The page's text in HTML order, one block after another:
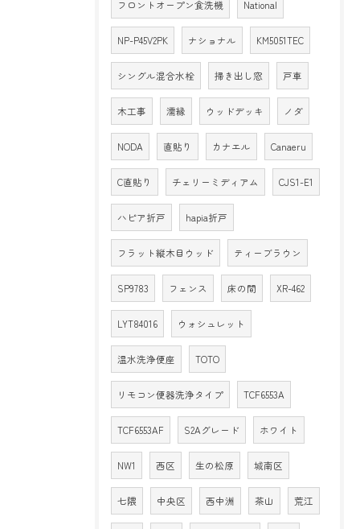
フロントオープン食洗機 National
NP-P45V2PK ナショナル KM5051TEC
シングル混合水栓 掃き出し窓 戸車
木工事 濡縁 ウッドデッキ ノダ
NODA 直貼り カナエル Canaeru
C直貼り チェリーミディアム CJS1-E1
ハピア折戸 hapia折戸
フラット縦木目ウッド ティーブラウン
SP9783 フェンス 床の間 XR-462
LYT84016 ウォシュレット
温水洗浄便座 TOTO
リモコン便器洗浄タイプ TCF6553A
TCF6553AF S2Aグレード ホワイト
NW1 西区 生の松原 城南区
七隈 中央区 西中洲 茶山 荒江